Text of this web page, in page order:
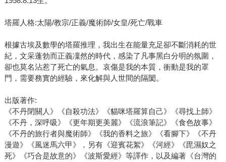
塔羅人格:太陽/教宗/正義/魔術師/女皇/死亡/戰車
根據古埃及數學的塔羅推理，我出生在能量充足卻不斷消耗的世
紀，文采蓬勃而正義凜然的時代，感染了凡事黑白分明的氛圍，
卻也莫名沾惹了死亡的氣息。哀傷是我的本質，衝動是我的罩
門，需要務實的經驗，來化解與人世間的隔閡。
出版著作:
《不丹閉關人》《自殺功法》《貓咪塔羅算自己》《尋找上師》
《不丹，深呼吸》《更年期更美麗》《流浪筆記》《食色故事》
《不丹的旅行者與魔術師》《我的香料之旅》《看腳下》《不丹
漫遊》《風迷馬六甲》，另有《迎賓花絮》《河經》《毘濕奴之
死》《巧合是故意的》《波斯愛經》等譯作，以及編著《台灣的